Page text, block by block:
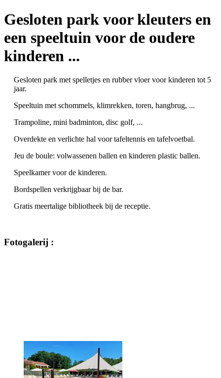
Gesloten park voor kleuters en
een speeltuin voor de oudere
kinderen ...
Gesloten park met spelletjes en rubber vloer voor kinderen tot 5
jaar.
Speeltuin met schommels, klimrekken, toren, hangbrug, ...
Trampoline, mini badminton, disc golf, ...
Overdekte en verlichte hal voor tafeltennis en tafelvoetbal.
Jeu de boule: volwassenen ballen en kinderen plastic ballen.
Speelkamer voor de kinderen.
Bordspellen verkrijgbaar bij de bar.
Gratis meertalige bibliotheek bij de receptie.
Fotogalerij :